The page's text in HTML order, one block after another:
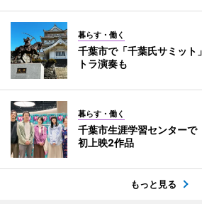
暮らす・働く
千葉市で「千葉氏サミッ
トラ演奏も
暮らす・働く
千葉市生涯学習センター
初上映2作品
もっと見る